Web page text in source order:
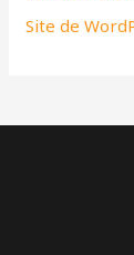
Site de